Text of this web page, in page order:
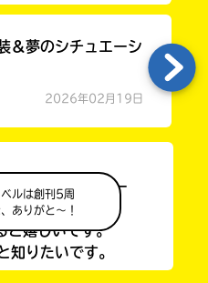
ルは創刊5周
ありがと～！
＆夢のシチュエーシ
2026年02月19日
ちを自覚するシー
思うけど告った
と嬉しいです。
知りたいです。